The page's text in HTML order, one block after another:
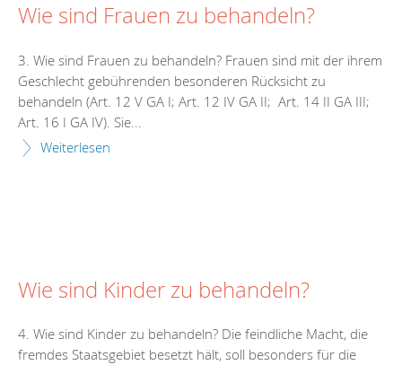
Wie sind Frauen zu behandeln?
3. Wie sind Frauen zu behandeln? Frauen sind mit der ihrem
Geschlecht gebührenden besonderen Rücksicht zu
behandeln (Art. 12 V GA I; Art. 12 IV GA II; Art. 14 II GA III;
Art. 16 I GA IV). Sie...
Weiterlesen
Wie sind Kinder zu behandeln?
4. Wie sind Kinder zu behandeln? Die feindliche Macht, die
fremdes Staatsgebiet besetzt hält, soll besonders für die